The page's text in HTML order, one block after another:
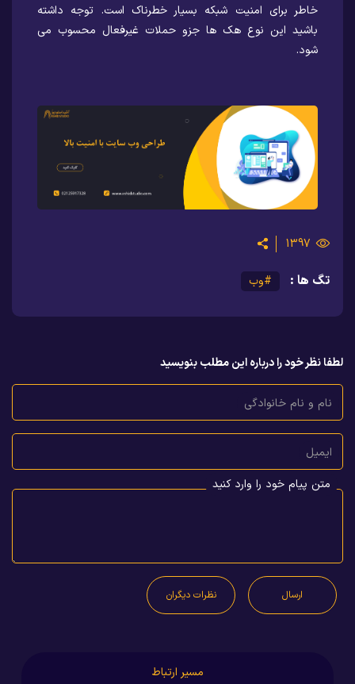
خاطر برای امنیت شبکه بسیار خطرناک است. توجه داشته
باشید این نوع هک ها جزو حملات غیرفعال محسوب می
شود.
1397
تگ ها : #وب
لطفا نظر خود را درباره این مطلب بنویسید
نام و نام خانوادگی
ایمیل
متن پیام خود را وارد کنید
ارسال نظرات دیگران
مسیر ارتباط